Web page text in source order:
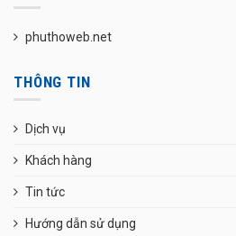
phuthoweb.net
THÔNG TIN
Dịch vụ
Khách hàng
Tin tức
Hướng dẫn sử dụng